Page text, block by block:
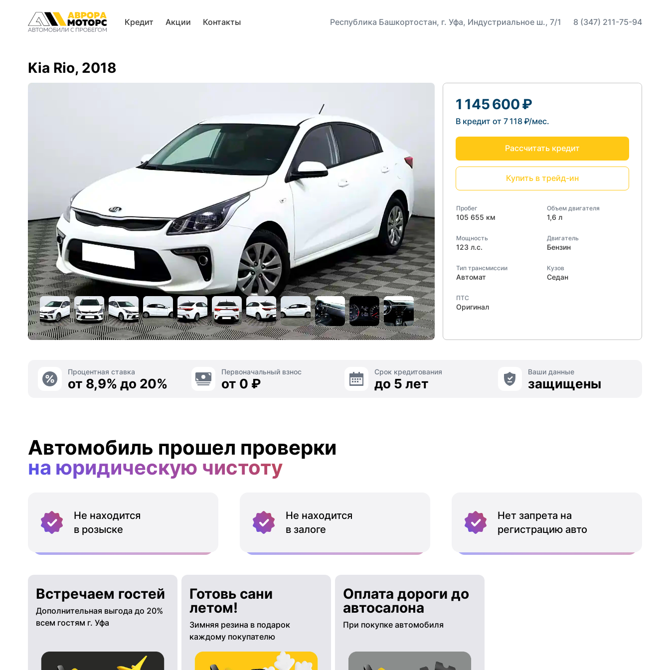
Кредит Акции Контакты Республика Башкортостан, г. Уфа, Индустриальное ш., 7/1 8 (347) 211-75-94
Kia Rio, 2018
1 145 600 ₽
В кредит от 7 118 ₽/мес.
Рассчитать кредит
Купить в трейд-ин
Пробег
105 655 км
Объем двигателя
1,6 л
Мощность
123 л.с.
Двигатель
Бензин
Тип трансмиссии
Автомат
Кузов
Седан
ПТС
Оригинал
Процентная ставка
от 8,9% до 20%
Первоначальный взнос
от 0 ₽
Срок кредитования
до 5 лет
Ваши данные
защищены
Автомобиль прошел проверки
на юридическую чистоту
Не находится
в розыске
Не находится
в залоге
Нет запрета на
регистрацию авто
Встречаем гостей
Дополнительная выгода до 20%
всем гостям г. Уфа
Готовь сани
летом!
Зимняя резина в подарок
каждому покупателю
Оплата дороги до
автосалона
При покупке автомобиля